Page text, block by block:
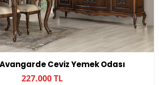
Ceviz Yemek Odası
227.000 TL